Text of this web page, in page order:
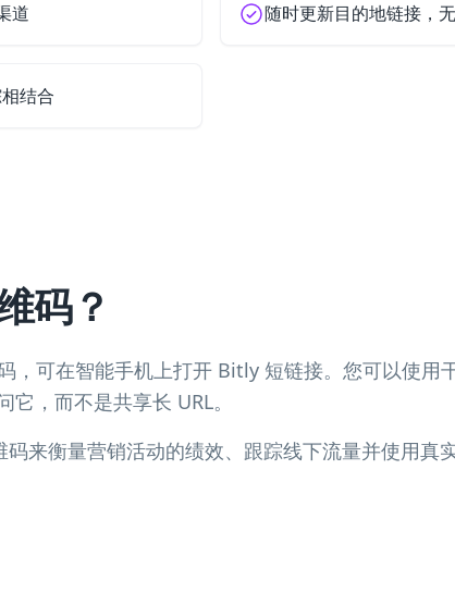
道 随时更新目的地链接，
结合
码？
，可在智能手机上打开 Bitly 短链接。您可以使用
，而不是共享长 URL。
来衡量营销活动的绩效、跟踪线下流量并使用真